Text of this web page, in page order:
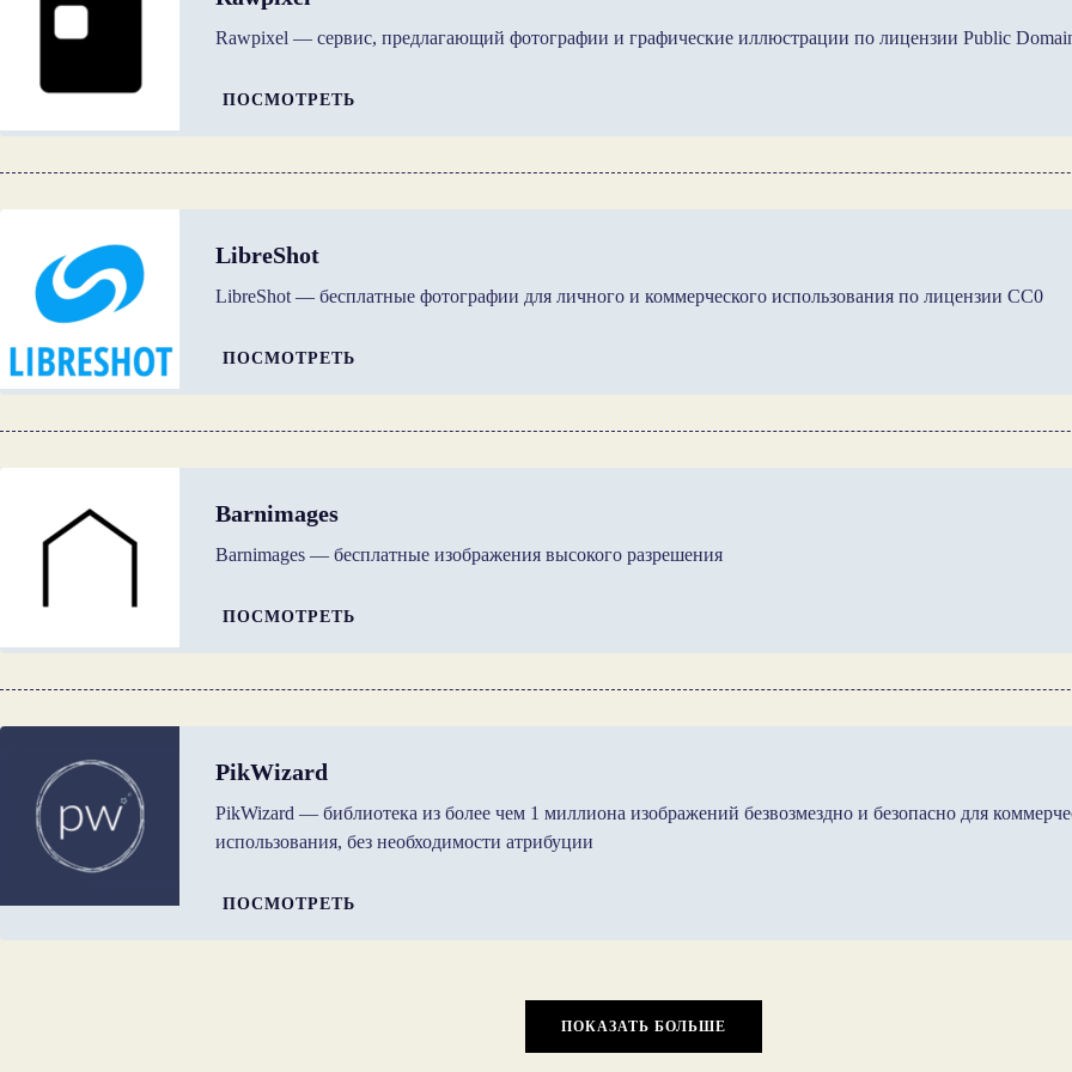
Rawpixel — сервис, предлагающий фотографии и графические иллюстрации по лицензии Public
ПОСМОТРЕТЬ
LibreShot
LibreShot — бесплатные фотографии для личного и коммерческого использования по лицензии CC0
ПОСМОТРЕТЬ
Barnimages
Barnimages — бесплатные изображения высокого разрешения
ПОСМОТРЕТЬ
PikWizard
PikWizard — библиотека из более чем 1 миллиона изображений безвозмездно и безопасно для
использования, без необходимости атрибуции
ПОСМОТРЕТЬ
ПОКАЗАТЬ БОЛЬШЕ